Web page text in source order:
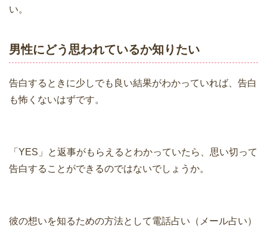
い。
男性にどう思われているか知りたい
告白するときに少しでも良い結果がわかっていれば、告白
も怖くないはずです。
「YES」と返事がもらえるとわかっていたら、思い切って
告白することができるのではないでしょうか。
彼の想いを知るための方法として電話占い（メール占い）